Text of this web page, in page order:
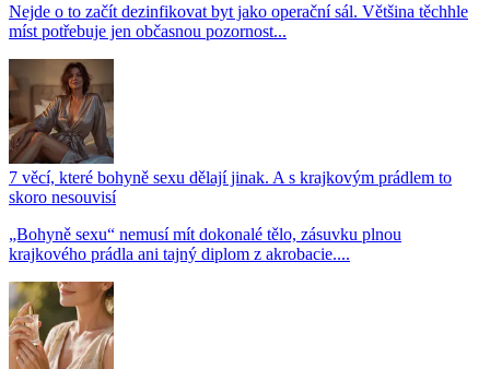
Nejde o to začít dezinfikovat byt jako operační sál. Většina těchhle
míst potřebuje jen občasnou pozornost...
7 věcí, které bohyně sexu dělají jinak. A s krajkovým prádlem to
skoro nesouvisí
„Bohyně sexu“ nemusí mít dokonalé tělo, zásuvku plnou
krajkového prádla ani tajný diplom z akrobacie....